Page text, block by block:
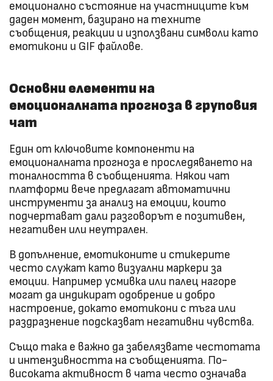
емоционално състояние на участниците към
даден момент, базирано на техните
съобщения, реакции и използвани символи като
емотикони и GIF файлове.
Основни елементи на
емоционалната прогноза в груповия
чат
Един от ключовите компоненти на
емоционалната прогноза е проследяването на
тоналността в съобщенията. Някои чат
платформи вече предлагат автоматични
инструменти за анализ на емоции, които
подчертават дали разговорът е позитивен,
негативен или неутрален.
В допълнение, емотиконите и стикерите
често служат като визуални маркери за
емоции. Например усмивка или палец нагоре
могат да индикират одобрение и добро
настроение, докато емотикони с тъга или
раздразнение подсказват негативни чувства.
Също така е важно да забелязвате честотата
и интензивността на съобщенията. По-
високата активност в чата често означава